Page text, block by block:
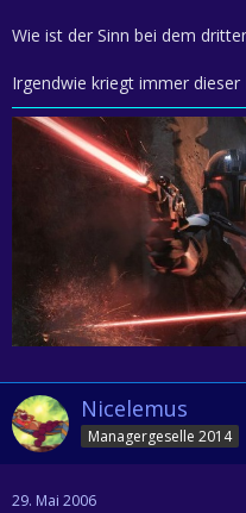
Wie ist der Sinn bei dem
Irgendwie kriegt immer dieser
Nicelemus
Managergeselle 2014
29. Mai 2006